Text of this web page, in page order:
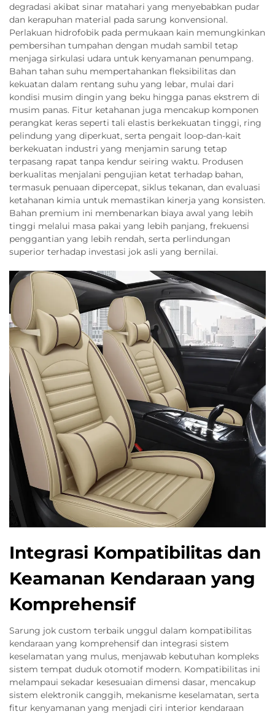
degradasi akibat sinar matahari yang menyebabkan pudar
dan kerapuhan material pada sarung konvensional.
Perlakuan hidrofobik pada permukaan kain memungkinkan
pembersihan tumpahan dengan mudah sambil tetap
menjaga sirkulasi udara untuk kenyamanan penumpang.
Bahan tahan suhu mempertahankan fleksibilitas dan
kekuatan dalam rentang suhu yang lebar, mulai dari
kondisi musim dingin yang beku hingga panas ekstrem di
musim panas. Fitur ketahanan juga mencakup komponen
perangkat keras seperti tali elastis berkekuatan tinggi, ring
pelindung yang diperkuat, serta pengait loop-dan-kait
berkekuatan industri yang menjamin sarung tetap
terpasang rapat tanpa kendur seiring waktu. Produsen
berkualitas menjalani pengujian ketat terhadap bahan,
termasuk penuaan dipercepat, siklus tekanan, dan evaluasi
ketahanan kimia untuk memastikan kinerja yang konsisten.
Bahan premium ini membenarkan biaya awal yang lebih
tinggi melalui masa pakai yang lebih panjang, frekuensi
penggantian yang lebih rendah, serta perlindungan
superior terhadap investasi jok asli yang bernilai.
Integrasi Kompatibilitas dan
Keamanan Kendaraan yang
Komprehensif
Sarung jok custom terbaik unggul dalam kompatibilitas
kendaraan yang komprehensif dan integrasi sistem
keselamatan yang mulus, menjawab kebutuhan kompleks
sistem tempat duduk otomotif modern. Kompatibilitas ini
melampaui sekadar kesesuaian dimensi dasar, mencakup
sistem elektronik canggih, mekanisme keselamatan, serta
fitur kenyamanan yang menjadi ciri interior kendaraan